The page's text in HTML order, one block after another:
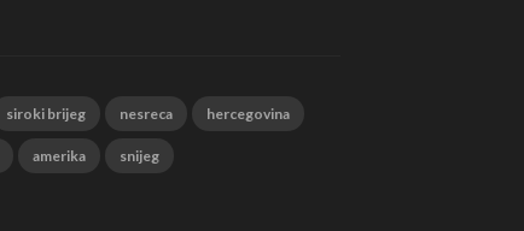
siroki brijeg nesreca hercegovina
amerika snijeg